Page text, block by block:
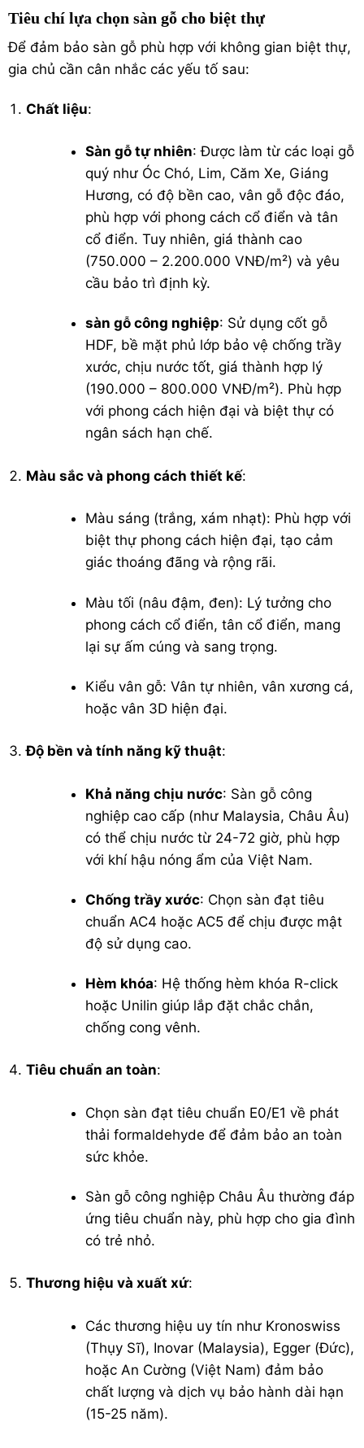
Tiêu chí lựa chọn sàn gỗ cho biệt thự
Để đảm bảo sàn gỗ phù hợp với không gian biệt thự,
gia chủ cần cân nhắc các yếu tố sau:
Chất liệu:
Sàn gỗ tự nhiên: Được làm từ các loại gỗ
quý như Óc Chó, Lim, Căm Xe, Giáng
Hương, có độ bền cao, vân gỗ độc đáo,
phù hợp với phong cách cổ điển và tân
cổ điển. Tuy nhiên, giá thành cao
(750.000 – 2.200.000 VNĐ/m²) và yêu
cầu bảo trì định kỳ.
sàn gỗ công nghiệp: Sử dụng cốt gỗ
HDF, bề mặt phủ lớp bảo vệ chống trầy
xước, chịu nước tốt, giá thành hợp lý
(190.000 – 800.000 VNĐ/m²). Phù hợp
với phong cách hiện đại và biệt thự có
ngân sách hạn chế.
Màu sắc và phong cách thiết kế:
Màu sáng (trắng, xám nhạt): Phù hợp với
biệt thự phong cách hiện đại, tạo cảm
giác thoáng đãng và rộng rãi.
Màu tối (nâu đậm, đen): Lý tưởng cho
phong cách cổ điển, tân cổ điển, mang
lại sự ấm cúng và sang trọng.
Kiểu vân gỗ: Vân tự nhiên, vân xương cá,
hoặc vân 3D hiện đại.
Độ bền và tính năng kỹ thuật:
Khả năng chịu nước: Sàn gỗ công
nghiệp cao cấp (như Malaysia, Châu Âu)
có thể chịu nước từ 24-72 giờ, phù hợp
với khí hậu nóng ẩm của Việt Nam.
Chống trầy xước: Chọn sàn đạt tiêu
chuẩn AC4 hoặc AC5 để chịu được mật
độ sử dụng cao.
Hèm khóa: Hệ thống hèm khóa R-click
hoặc Unilin giúp lắp đặt chắc chắn,
chống cong vênh.
Tiêu chuẩn an toàn:
Chọn sàn đạt tiêu chuẩn E0/E1 về phát
thải formaldehyde để đảm bảo an toàn
sức khỏe.
Sàn gỗ công nghiệp Châu Âu thường đáp
ứng tiêu chuẩn này, phù hợp cho gia đình
có trẻ nhỏ.
Thương hiệu và xuất xứ:
Các thương hiệu uy tín như Kronoswiss
(Thụy Sĩ), Inovar (Malaysia), Egger (Đức),
hoặc An Cường (Việt Nam) đảm bảo
chất lượng và dịch vụ bảo hành dài hạn
(15-25 năm).